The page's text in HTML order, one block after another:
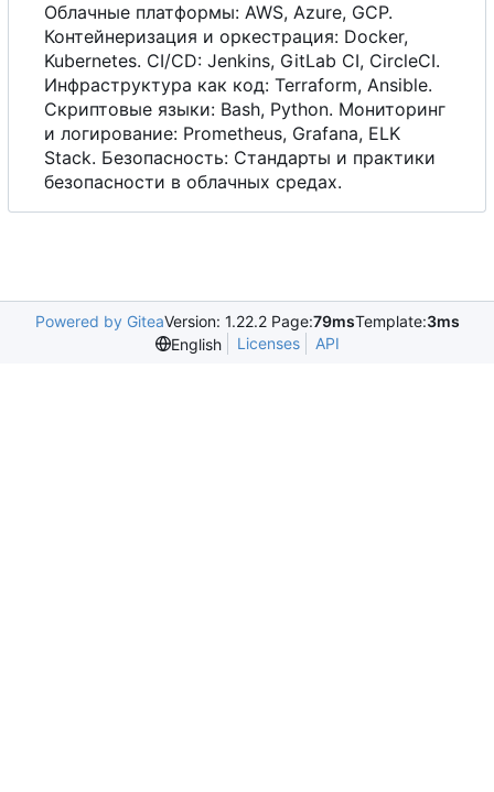
Облачные платформы: AWS, Azure, GCP.
Контейнеризация и оркестрация: Docker,
Kubernetes. CI/CD: Jenkins, GitLab CI, CircleCI.
Инфраструктура как код: Terraform, Ansible.
Скриптовые языки: Bash, Python. Мониторинг
и логирование: Prometheus, Grafana, ELK
Stack. Безопасность: Стандарты и практики
безопасности в облачных средах.
Powered by GiteaVersion: 1.22.2 Page:79msTemplate:3ms
English
Licenses API